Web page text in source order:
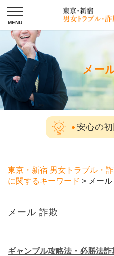
メー
安心の初
東京・新宿 男女トラブル・
に関するキーワード > メー
メール 詐欺
ギャンブル攻略法・必勝法詐